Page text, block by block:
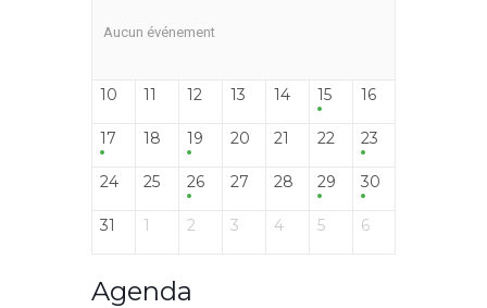
Aucun événement
10 11 12 13 14 15 16
17 18 19 20 21 22 23
24 25 26 27 28 29 30
31 1 2 3 4 5 6
Agenda